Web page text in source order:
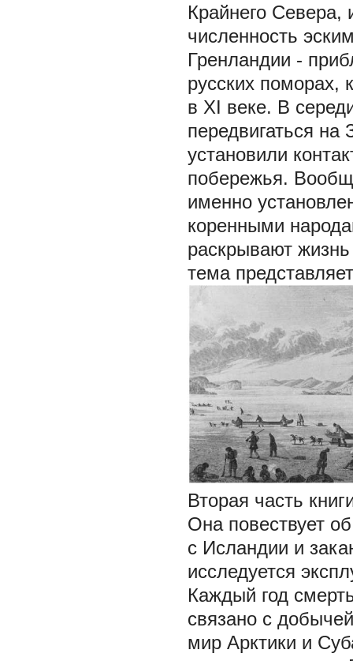
Крайнего Севера,
численность
Гренландии -
русских поморах,
в XI веке. В
передвигаться на
установили
побережья.
именно
коренными
раскрывают жизнь
тема
Вторая часть
Она повествует
с Исландии и
исследуется
Каждый год
связано с
мир Арктики и